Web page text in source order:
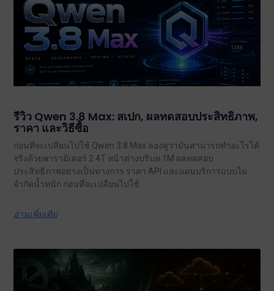
รีวิว Qwen 3.8 Max: สเปก, ผลทดสอบประสิทธิภาพ,
ราคา และวิธีซื้อ
ก่อนที่จะเปลี่ยนไปใช้ Qwen 3.8 Max ลองดูว่ามันสามารถทำอะไรได้
จริงด้วยพารามิเตอร์ 2.4T หน้าต่างบริบท 1M ผลทดสอบ
ประสิทธิภาพอย่างเป็นทางการ ราคา API และแผนบริการแบบไม่
จำกัดน้ำหนัก ก่อนที่จะเปลี่ยนไปใช้.
อ่านเพิ่มเติม